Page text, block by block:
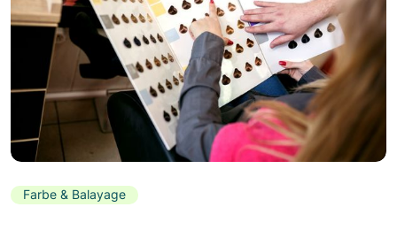
Farbe & Balayage